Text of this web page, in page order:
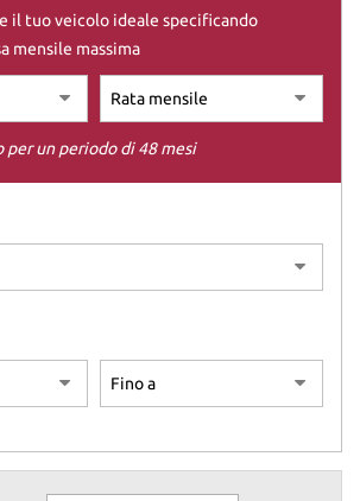
il tuo veicolo ideale specificando
mensile massima
un periodo di 48 mesi